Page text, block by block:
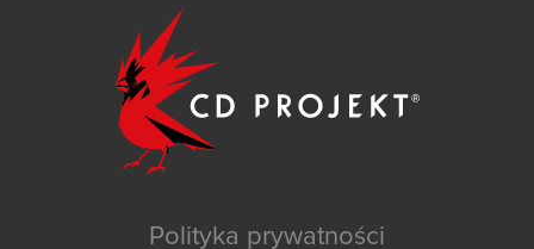
Polityka prywatności